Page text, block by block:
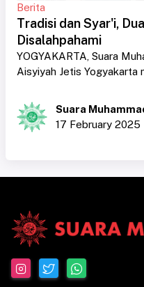
Berita
Tradisi dan Syar'i,
Disalahpahami
YOGYAKARTA, Suara
Aisyiyah Jetis Yogyakarta
Suara
17 February 2025